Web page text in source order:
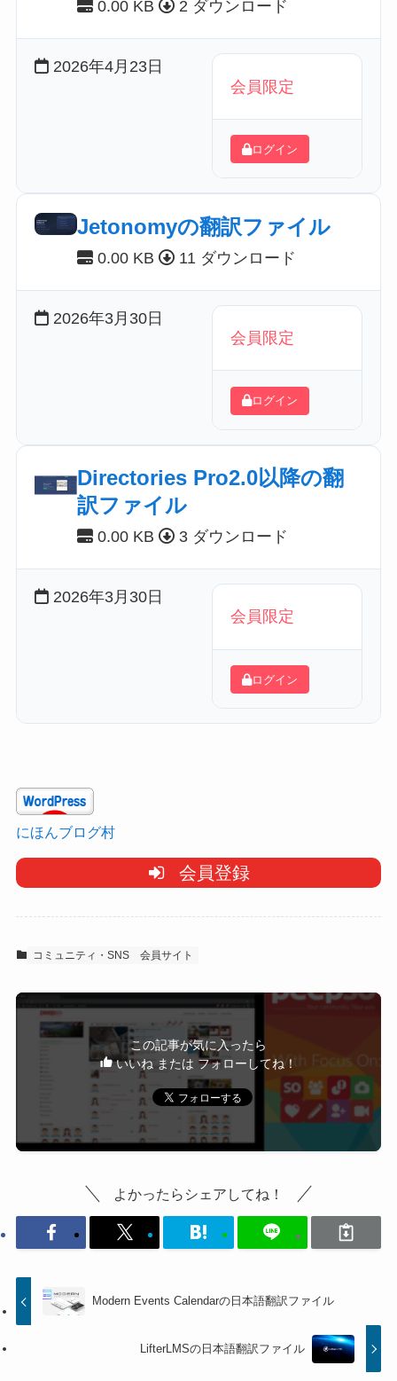
0.00 KB 2 ダウンロード
2026年4月23日
会員限定
ログイン
Jetonomyの翻訳ファイル
0.00 KB 11 ダウンロード
2026年3月30日
会員限定
ログイン
Directories Pro2.0以降の翻
訳ファイル
0.00 KB 3 ダウンロード
2026年3月30日
会員限定
ログイン
にほんブログ村
会員登録
コミュニティ・SNS 会員サイト
この記事が気に入ったら
いいね または フォローしてね！
よかったらシェアしてね！
Modern Events Calendarの日本語翻訳ファイル
LifterLMSの日本語翻訳ファイル